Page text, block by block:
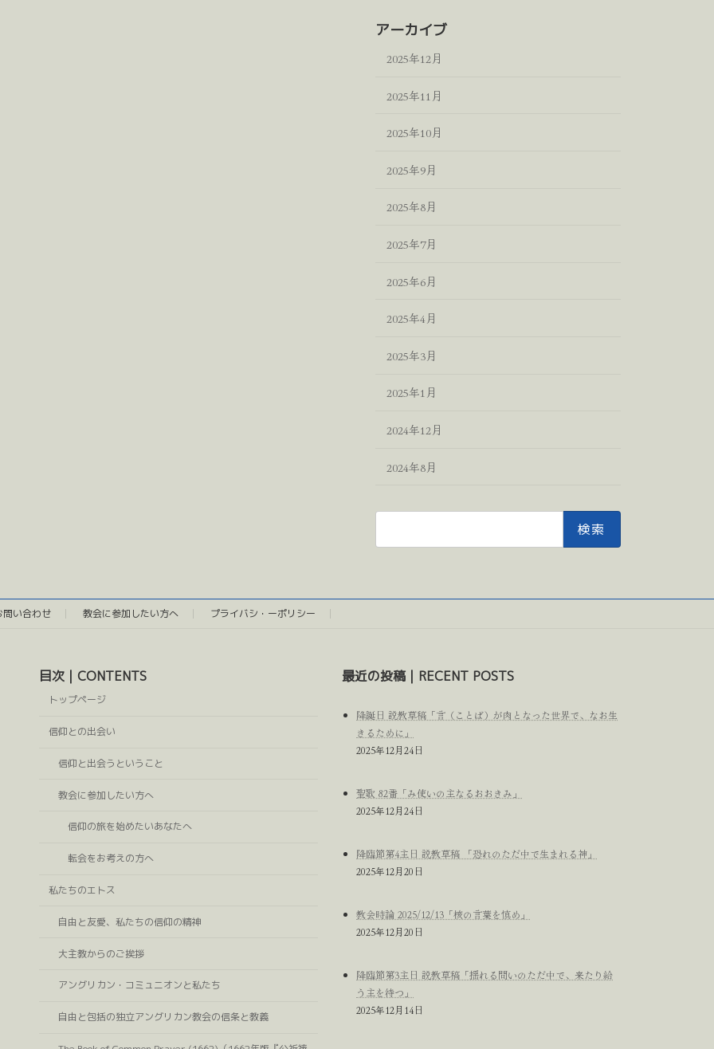
アーカイブ
2025年12月
2025年11月
2025年10月
2025年9月
2025年8月
2025年7月
2025年6月
2025年4月
2025年3月
2025年1月
2024年12月
2024年8月
索:
問い合わせ 教会に参加したい方へ プライバシ・ーポリシー
目次｜CONTENTS
トップページ
信仰との出会い
信仰と出会うということ
教会に参加したい方へ
信仰の旅を始めたいあなたへ
転会をお考えの方へ
私たちのエトス
自由と友愛、私たちの信仰の精神
大主教からのご挨拶
アングリカン・コミュニオンと私たち
自由と包括の独立アングリカン教会の信条と教義
最近の投稿｜RECENT POSTS
降誕日 説教草稿「言（ことば）が肉となった世界で、なお生
きるために」
2025年12月24日
聖歌 82番「み使いの主なるおおきみ」
2025年12月24日
降臨節第4主日 説教草稿 「恐れのただ中で生まれる神」
2025年12月20日
教会時論 2025/12/13「核の言葉を慎め」
2025年12月20日
降臨節第3主日 説教草稿「揺れる問いのただ中で、来たり給
う主を待つ」
2025年12月14日